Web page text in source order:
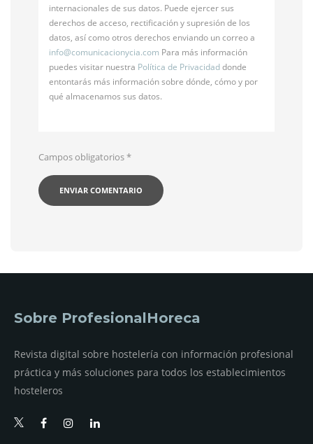
internacionales de sus datos. Puede ejercer sus
derechos de acceso, rectificación y supresión de los
datos, así como otros derechos enviando un correo a
info@comunicacionycia.com Para más información
puedes visitar nuestra Política de Privacidaddonde
entontarás más información sobre dónde, cómo y por
qué almacenamos sus datos.
Campos obligatorios*
Sobre ProfesionalHoreca
Revista digital sobre hostelería con información profesional
práctica y más soluciones para todos los establecimientos
hosteleros